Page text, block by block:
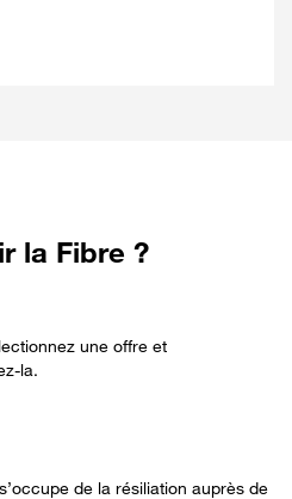
la Fibre ?
une offre et
la.
de la résiliation auprès de